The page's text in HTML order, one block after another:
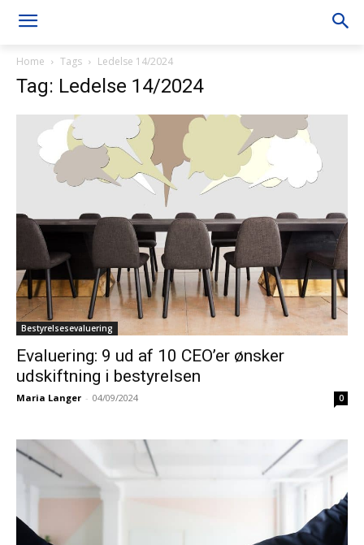
Home Tags Ledelse 14/2024
Tag: Ledelse 14/2024
Bestyrelsesevaluering
Evaluering: 9 ud af 10 CEO’er ønsker
udskiftning i bestyrelsen
Maria Langer - 04/09/2024 0